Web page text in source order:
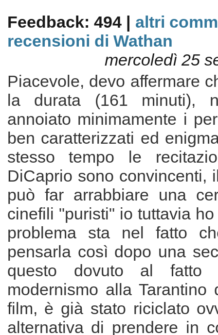
Feedback: 494 | altri
recensioni di Wathan
mercoledì 25
Piacevole, devo affermare
la durata (161 minuti),
annoiato minimamente i
ben caratterizzati ed
stesso tempo le
DiCaprio sono convincenti,
può far arrabbiare una
cinefili "puristi" io tuttavia
problema sta nel fatto
pensarla così dopo una
questo dovuto al
modernismo alla Tarantino
film, è già stato riciclato
alternativa di prendere in